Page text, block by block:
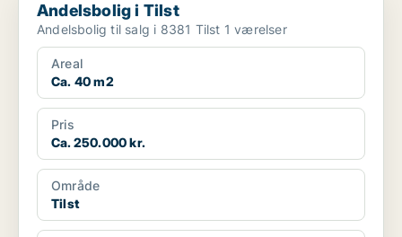
Andelsbolig i Tilst
Andelsbolig til salg i 8381 Tilst 1 værelser
Areal
Ca. 40 m2
Pris
Ca. 250.000 kr.
Område
Tilst